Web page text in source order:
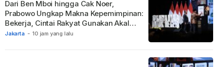
Jakarta - 10 jam yang lalu
Dari Ben Mboi hingga Cak Noer,
Prabowo Ungkap Makna Kepemimpinan:
Bekerja, Cintai Rakyat Gunakan Akal
Sehat.